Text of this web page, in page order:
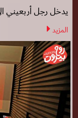
يدخل رجل أربعيني
المزيد